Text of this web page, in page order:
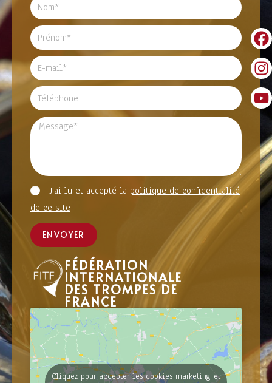
J'ai lu et accepté la politique de confidentialité
de ce site
ENVOYER
FÉDÉRATION
INTERNATIONALE
DES TROMPES DE
FRANCE
Cliquez pour accepter les cookies marketing et